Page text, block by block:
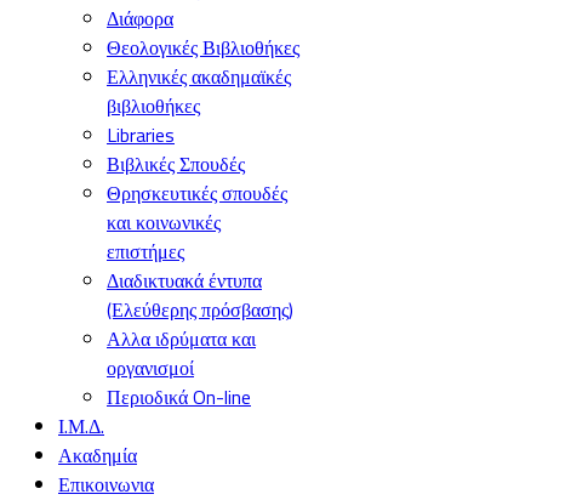
Διάφορα
Θεολογικές Βιβλιοθήκες
Ελληνικές ακαδημαϊκές
βιβλιοθήκες
Libraries
Βιβλικές Σπουδές
Θρησκευτικές σπουδές
και κοινωνικές
επιστήμες
Διαδικτυακά έντυπα
(Ελεύθερης πρόσβασης)
Αλλα ιδρύματα και
οργανισμοί
Περιοδικά On-line
Ι.Μ.Δ.
Ακαδημία
Επικοινωνια